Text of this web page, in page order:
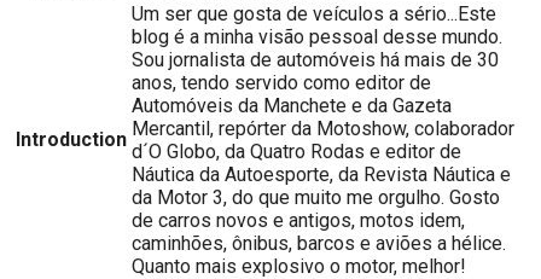
Introduction
Um ser que gosta de veículos a sério...Este
blog é a minha visão pessoal desse mundo.
Sou jornalista de automóveis há mais de 30
anos, tendo servido como editor de
Automóveis da Manchete e da Gazeta
Mercantil, repórter da Motoshow, colaborador
d´O Globo, da Quatro Rodas e editor de
Náutica da Autoesporte, da Revista Náutica e
da Motor 3, do que muito me orgulho. Gosto
de carros novos e antigos, motos idem,
caminhões, ônibus, barcos e aviões a hélice.
Quanto mais explosivo o motor, melhor!